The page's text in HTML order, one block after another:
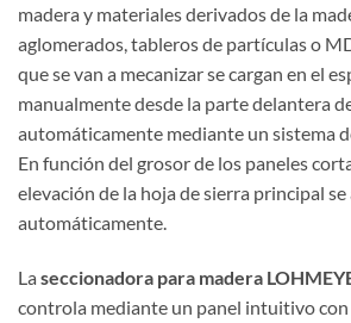
madera y materiales derivados de la
aglomerados, tableros de partículas o
que se van a mecanizar se cargan en el
manualmente desde la parte delantera
automáticamente mediante un sistema
En función del grosor de los paneles
elevación de la hoja de sierra principal se
automáticamente.
La seccionadora para madera
controla mediante un panel intuitivo